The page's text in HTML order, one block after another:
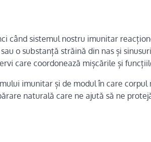
când sistemul nostru imunitar
o substanță străină din nas și
care coordonează mișcările și
imunitar și de modul în care corpul
naturală care ne ajută să ne